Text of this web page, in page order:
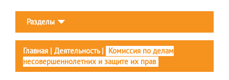
Разделы
Главная | Деятельность| Комиссия по делам
несовершеннолетних и защите их прав